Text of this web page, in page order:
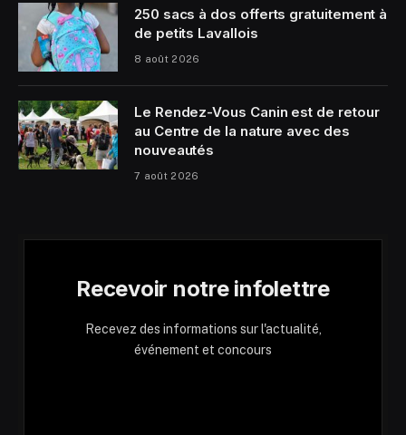
250 sacs à dos offerts gratuitement à
de petits Lavallois
8 août 2026
Le Rendez-Vous Canin est de retour
au Centre de la nature avec des
nouveautés
7 août 2026
Recevoir notre infolettre
Recevez des informations sur l'actualité,
événement et concours